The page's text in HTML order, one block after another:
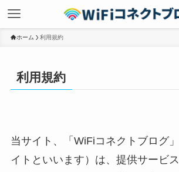
ホーム 利用規約
利用規約
当サイト、「WiFiコネクトブログ
イトといいます）は、提供サービ